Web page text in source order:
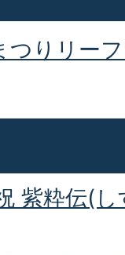
つりリー
紫粋伝(